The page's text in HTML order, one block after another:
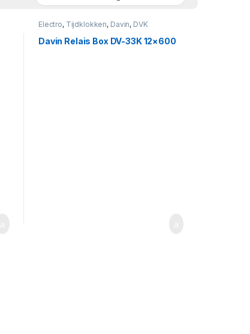
Electro, Tijdklokken, Davin, DVK
Davin Relais Box DV-33K 12×600